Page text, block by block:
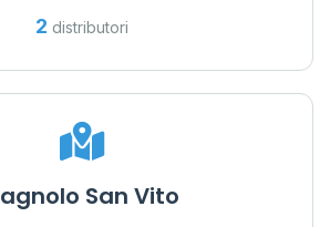
2 distributori
San Vito